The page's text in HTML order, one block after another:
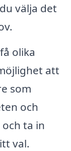
välja det
olika
att
som
och
ta in
val.